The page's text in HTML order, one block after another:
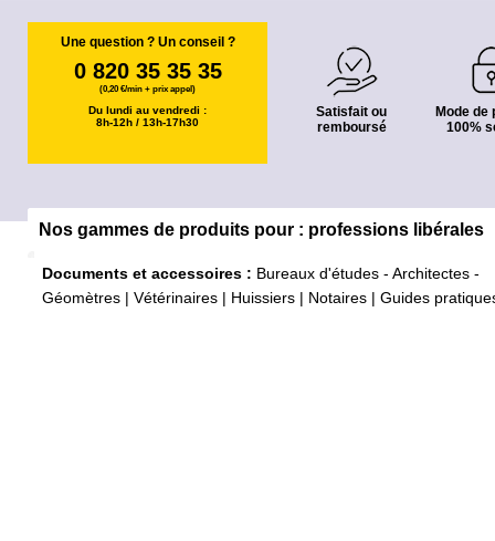
Une question ? Un conseil ?
0 820 35 35 35
(0,20 €/min + prix appel)
Du lundi au vendredi :
8h-12h / 13h-17h30
Satisfait ou
remboursé
Mode de
100%
Nos gammes de produits pour : professions libérales
Documents et accessoires : Bureaux d'études - Architectes -
Géomètres
Vétérinaires Huissiers Notaires Guides